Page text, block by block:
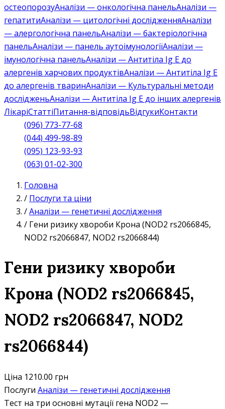
остеопорозуАналізи — онкологічна панельАналізи —
гепатитиАналізи — цитологічні дослідженняАналізи
— алергологічна панельАналізи — бактеріологічна
панельАналізи — панель аутоімунологіїАналізи —
імунологічна панельАналізи — Антитіла Ig E до
алергенів харчових продуктівАналізи — Антитіла Ig E
до алергенів тваринАналізи — Культуральні методи
дослідженьАналізи — Антитіла Ig E до інших алергенів
ЛікаріСтаттіПитання-відповідьВідгукиКонтакти
(096) 773-77-68
(044) 499-98-89
(095) 123-93-93
(063) 01-02-300
Головна
/ Послуги та ціни
/Аналізи — генетичні дослідження
/ Гени ризику хвороби Крона (NOD2 rs2066845,
NOD2 rs2066847, NOD2 rs2066844)
Гени ризику хвороби
Крона (NOD2 rs2066845,
NOD2 rs2066847, NOD2
rs2066844)
Ціна 1210.00 грн
Послуги Аналізи — генетичні дослідження
Тест на три основні мутації гена NOD2 —